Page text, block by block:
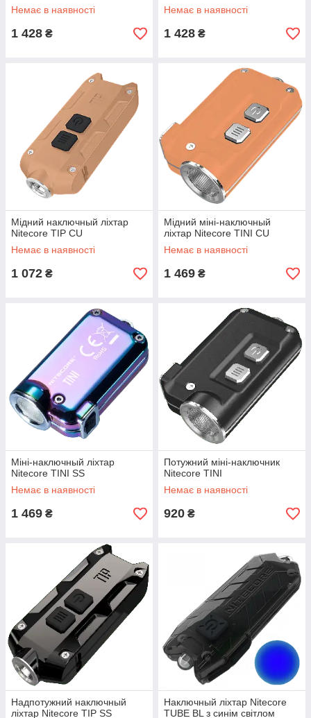
Немає в наявності
1 428 ₴
Немає в наявності
1 428 ₴
Мідний наключный ліхтар
Nitecore TIP CU
Немає в наявності
1 072 ₴
Мідний міні-наключный
ліхтар Nitecore TINI CU
Немає в наявності
1 469 ₴
Міні-наключный ліхтар
Nitecore TINI SS
Немає в наявності
1 469 ₴
Потужний міні-наключник
Nitecore TINI
Немає в наявності
920 ₴
Надпотужний наключный
ліхтар Nitecore TIP SS
Наключный ліхтар Nitecore
TUBE BL з синім світлом